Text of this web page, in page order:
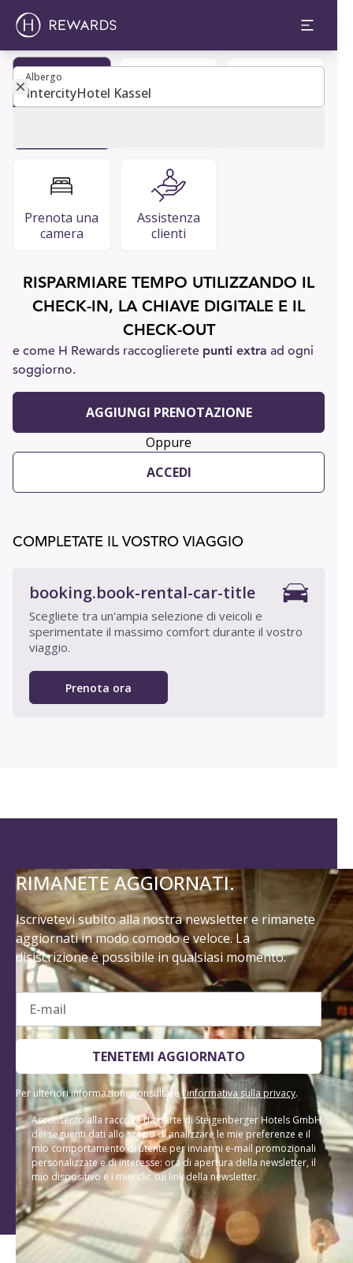
Albergo
Albergo
Prenota una
camera
Assistenza
clienti
RISPARMIARE TEMPO UTILIZZANDO IL
CHECK-IN, LA CHIAVE DIGITALE E IL
CHECK-OUT
e come H Rewards raccoglierete punti extra ad ogni
soggiorno.
AGGIUNGI PRENOTAZIONE
Oppure
ACCEDI
COMPLETATE IL VOSTRO VIAGGIO
booking.book-rental-car-title
Scegliete tra un'ampia selezione di veicoli e
sperimentate il massimo comfort durante il vostro
viaggio.
Prenota ora
RIMANETE AGGIORNATI.
Iscrivetevi subito alla nostra newsletter e rimanete
aggiornati in modo comodo e veloce. La
disiscrizione è possibile in qualsiasi momento.
E-mail
TENETEMI AGGIORNATO
Per ulteriori informazioni, consultarel'informativa sulla privacy.
Acconsento alla raccolta da parte di Steigenberger Hotels GmbH
dei seguenti dati allo scopo di analizzare le mie preferenze e il
mio comportamento di utente per inviarmi e-mail promozionali
personalizzate e di interesse: ora di apertura della newsletter, il
mio dispositivo e i miei clic sui link della newsletter.